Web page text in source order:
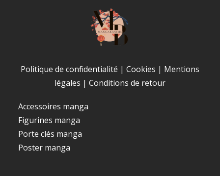
Politique de confidentialité | Cookies | Mentions
légales | Conditions de retour
Accessoires manga
Figurines manga
Porte clés manga
Poster manga